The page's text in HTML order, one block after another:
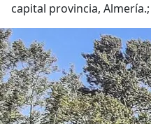
capital provincia, Almería.;